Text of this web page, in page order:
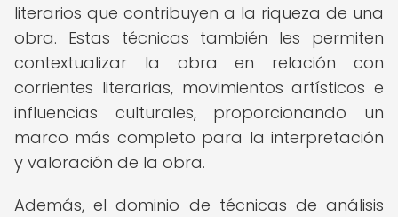
literarios que contribuyen a la riqueza de una
obra. Estas técnicas también les permiten
contextualizar la obra en relación con
corrientes literarias, movimientos artísticos e
influencias culturales, proporcionando un
marco más completo para la interpretación
y valoración de la obra.
Además, el dominio de técnicas de análisis